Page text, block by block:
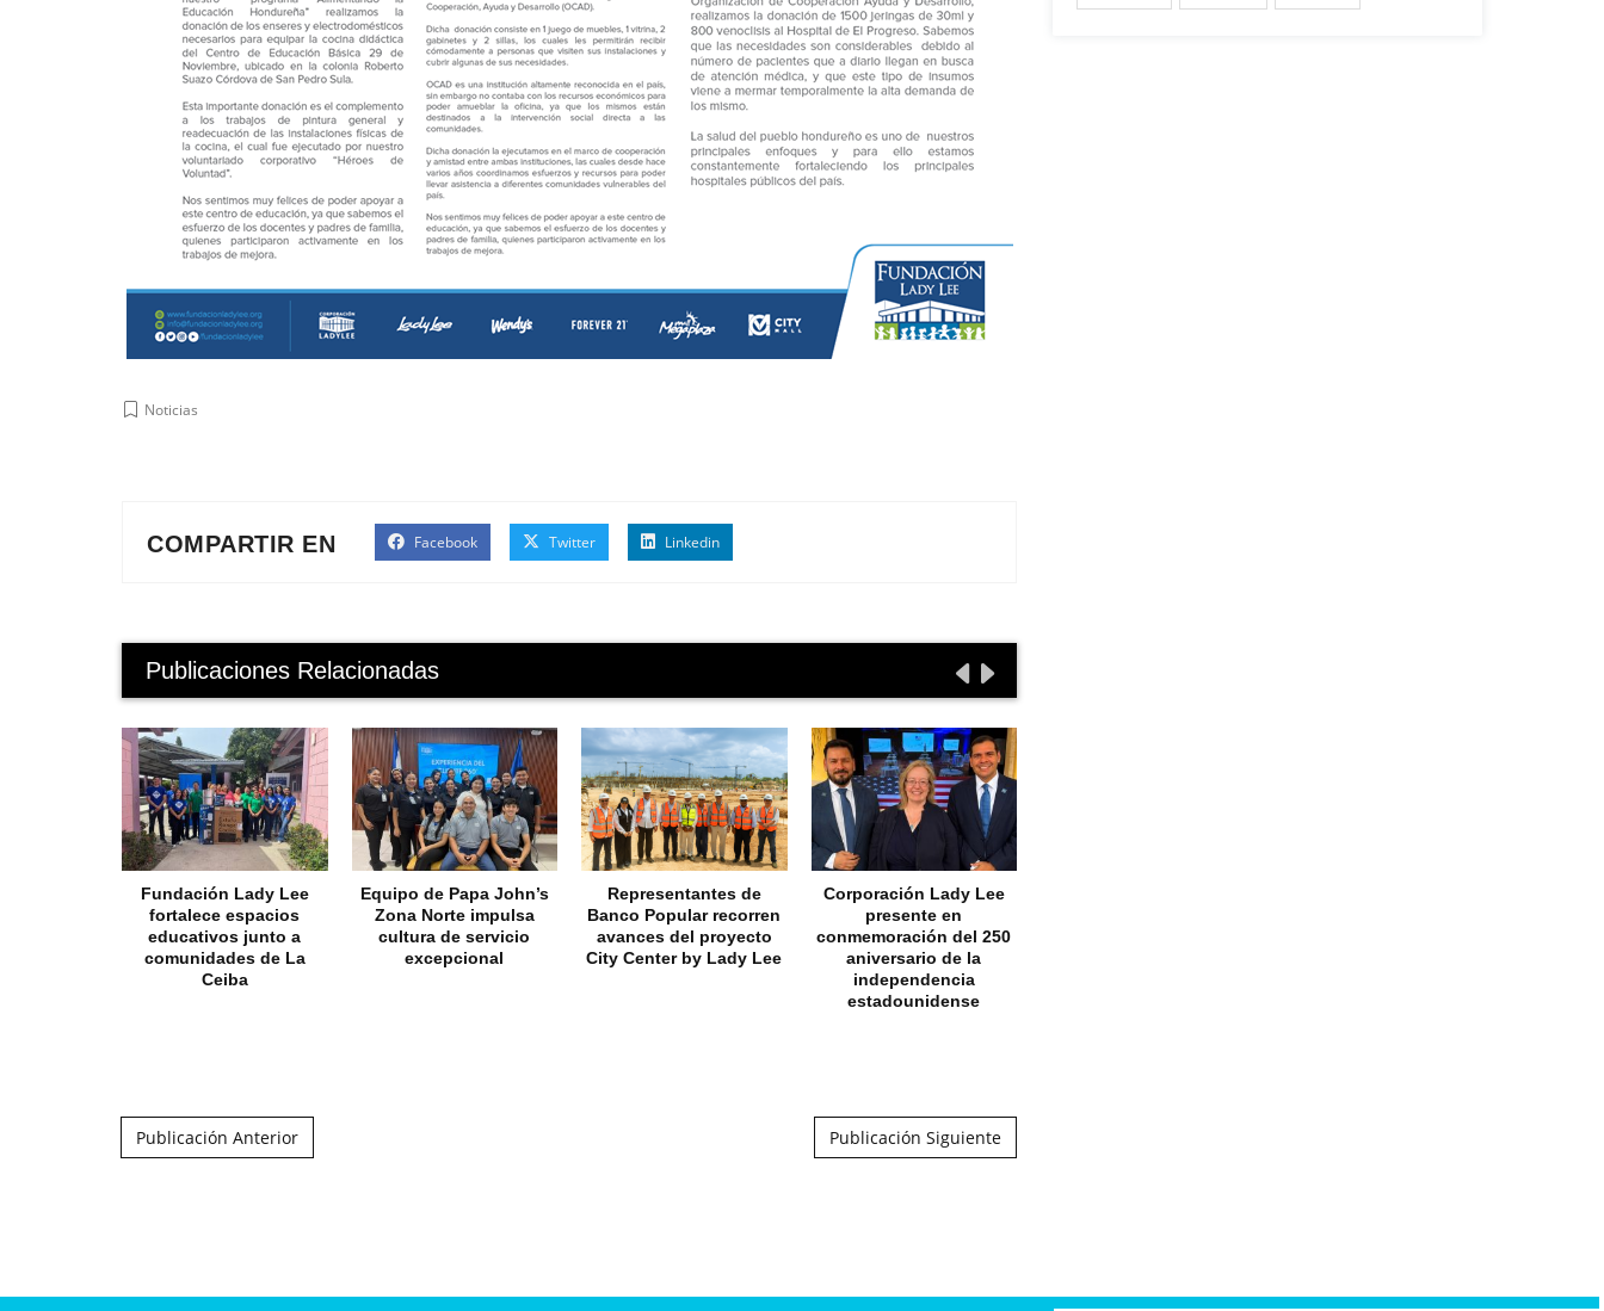
Noticias
COMPARTIR EN Facebook Twitter Linkedin
Publicaciones Relacionadas
Fundación Lady Lee
fortalece espacios
educativos junto a
comunidades de La
Ceiba
Equipo de Papa John’s
Zona Norte impulsa
cultura de servicio
excepcional
Representantes de
Banco Popular recorren
avances del proyecto
City Center by Lady Lee
Corporación Lady Lee
presente en
conmemoración del 250
aniversario de la
independencia
estadounidense
Publicación Anterior Publicación Siguiente